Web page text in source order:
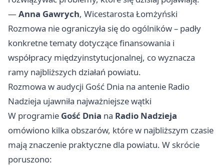
— Anna Gawrych, Wicestarosta Łomżyński
Rozmowa nie ograniczyła się do ogólników – padły
konkretne tematy dotyczące finansowania i
współpracy międzyinstytucjonalnej, co wyznacza
ramy najbliższych działań powiatu.
Rozmowa w audycji Gość Dnia na antenie Radio
Nadzieja ujawniła najważniejsze wątki
W programie Gość Dnia na Radio Nadzieja
omówiono kilka obszarów, które w najbliższym czasie
mają znaczenie praktyczne dla powiatu. W skrócie
poruszono: